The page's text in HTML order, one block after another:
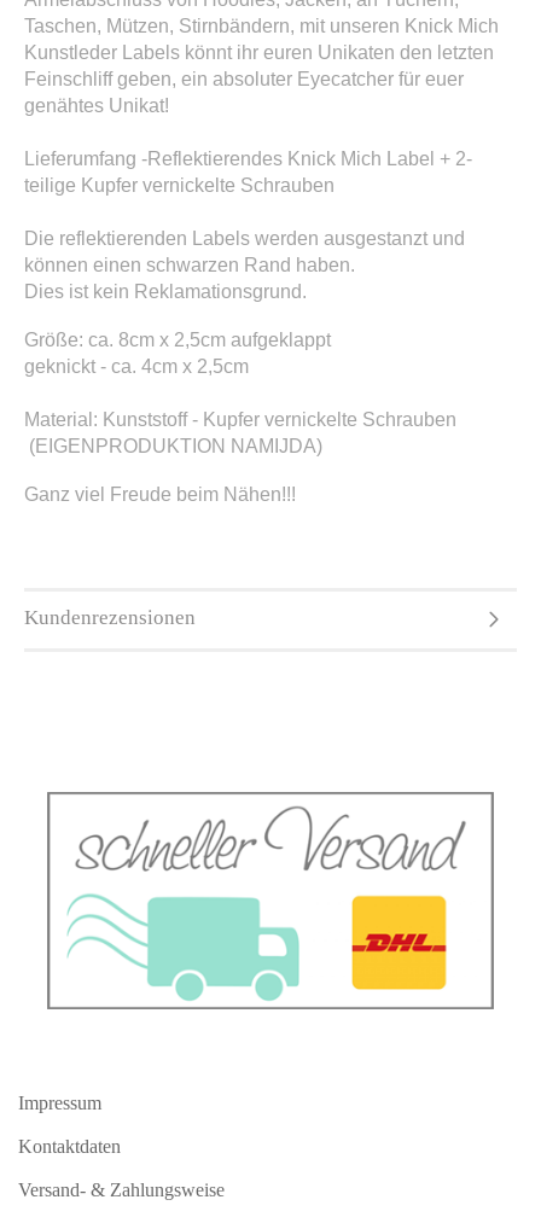
Taschen, Mützen, Stirnbändern, mit unseren Knick Mich
Kunstleder Labels könnt ihr euren Unikaten den letzten
Feinschliff geben, ein absoluter Eyecatcher für euer
genähtes Unikat!
Lieferumfang -Reflektierendes Knick Mich Label + 2-
teilige Kupfer vernickelte Schrauben
Die reflektierenden Labels werden ausgestanzt und
können einen schwarzen Rand haben.
Dies ist kein Reklamationsgrund.
Größe: ca. 8cm x 2,5cm aufgeklappt
geknickt - ca. 4cm x 2,5cm
Material: Kunststoff - Kupfer vernickelte Schrauben
(EIGENPRODUKTION NAMIJDA)​
Ganz viel Freude beim Nähen!!!
Kundenrezensionen
Impressum
Kontaktdaten
Versand- & Zahlungsweise